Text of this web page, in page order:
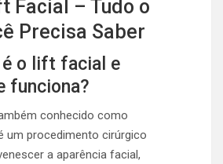
Facial – Tudo o
Precisa Saber
é o lift facial e
funciona?
conhecido como
um procedimento cirúrgico
a aparência facial,